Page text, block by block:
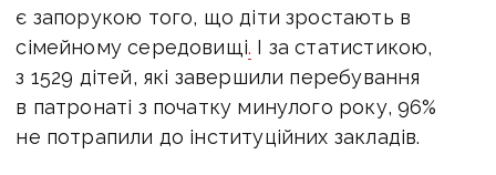
є запорукою того, що діти зростають в
сімейному середовищі. І за статистикою,
з 1529 дітей, які завершили перебування
в патронаті з початку минулого року, 96%
не потрапили до інституційних закладів.